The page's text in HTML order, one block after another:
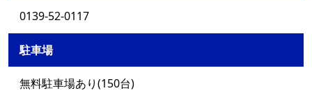
0139-52-0117
駐車場
無料駐車場あり(150台)